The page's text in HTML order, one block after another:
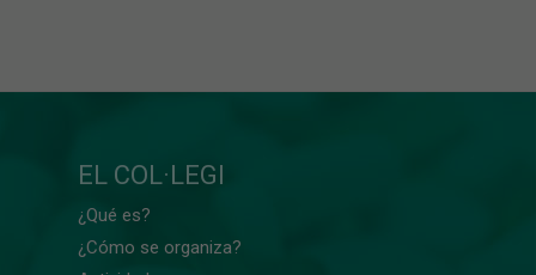
EL COL·LEGI
¿Qué es?
¿Cómo se organiza?